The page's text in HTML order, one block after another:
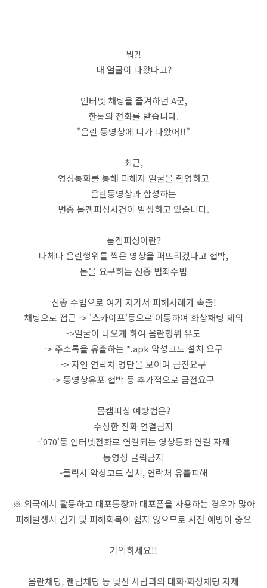
뭐?!
내 얼굴이 나왔다고?
인터넷 채팅을 즐겨하던 A군,
한통의 전화를 받습니다.
"음란 동영상에 니가 나왔어!!"
최근,
영상통화를 통해 피해자 얼굴을 촬영하고
음란동영상과 합성하는
변종 몸캠피싱사건이 발생하고 있습니다.
몸캠피싱이란?
나체나 음란행위를 찍은 영상을 퍼뜨리겠다고 협박,
돈을 요구하는 신종 범죄수법
신종 수법으로 여기 저기서 피해사례가 속출!
채팅으로 접근 -> '스카이프'등으로 이동하여 화상채팅 제의
->얼굴이 나오게 하여 음란행위 유도
-> 주소록을 유출하는 *.apk 악성코드 설치 요구
-> 지인 연락처 명단을 보이며 금전요구
-> 동영상유포 협박 등 추가적으로 금전요구
몸캠피싱 예방법은?
수상한 전화 연결금지
-'070'등 인터넷전화로 연결되는 영상통화 연결 자제
동영상 클릭금지
-클릭시 악성코드 설치, 연락처 유출피해
※ 외국에서 활동하고 대포통장과 대포폰을 사용하는 경우가 많아
피해발생시 검거 및 피해회복이 쉽지 않으므로 사전 예방이 중요
기억하세요!!
음란채팅, 랜덤채팅 등 낯선 사람과의 대화·화상채팅 자제